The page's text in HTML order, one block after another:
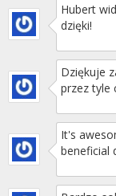
Hubert
dzięki!
Dziękuje
przez tyle
It's
beneficial